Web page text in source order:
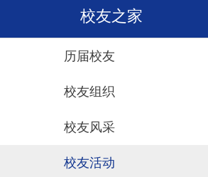
校友之家
历届校友
校友组织
校友风采
校友活动